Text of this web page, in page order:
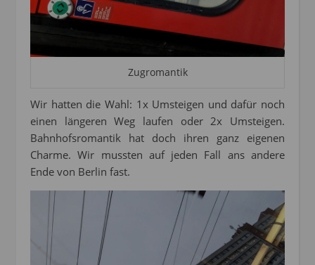
Zugromantik
Wir hatten die Wahl: 1x Umsteigen und dafür noch
einen längeren Weg laufen oder 2x Umsteigen.
Bahnhofsromantik hat doch ihren ganz eigenen
Charme. Wir mussten auf jeden Fall ans andere
Ende von Berlin fast.